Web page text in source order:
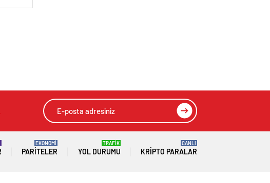
PARITELER
EKONOMİ
YOL DURUMU
TRAFİK
KRIPTO PARALAR
CANLI